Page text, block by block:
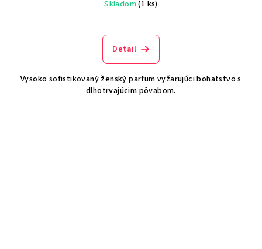
Skladom(1 ks)
Detail
Vysoko sofistikovaný ženský parfum vyžarujúci bohatstvo s
dlhotrvajúcim pôvabom.